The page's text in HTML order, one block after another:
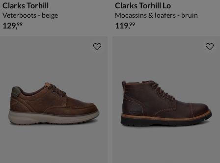
Clarks Torhill
Veterboots - beige
€ 129,99
129,99
Clarks Torhill Lo
Mocassins & loafers - bruin
€ 119,99
119,99